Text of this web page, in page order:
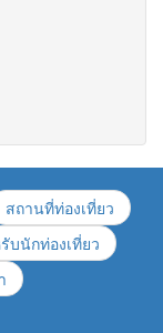
สถานที่ท่องเที่ยว
บนักท่องเที่ยว